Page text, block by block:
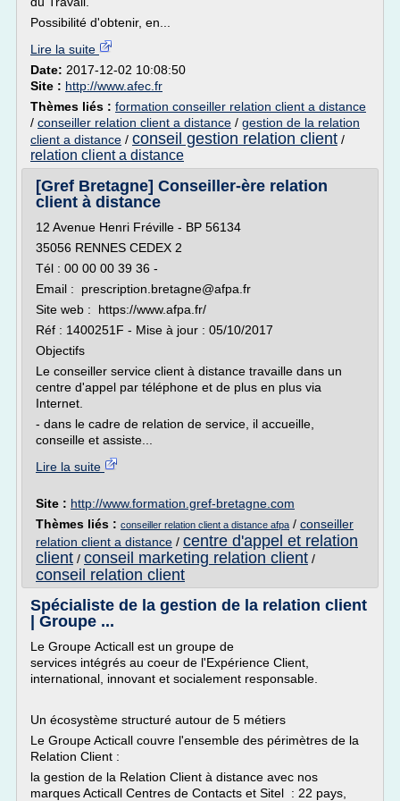
Possibilité d'obtenir, en...
Lire la suite
Date: 2017-12-02 10:08:50
Site : http://www.afec.fr
Thèmes liés : formation conseiller relation client a distance
/ conseiller relation client a distance / gestion de la relation
client a distance / conseil gestion relation client /
relation client a distance
[Gref Bretagne] Conseiller-ère relation
client à distance
12 Avenue Henri Fréville - BP 56134
35056 RENNES CEDEX 2
Tél : 00 00 00 39 36 -
Email : prescription.bretagne@afpa.fr
Site web : https://www.afpa.fr/
Réf : 1400251F - Mise à jour : 05/10/2017
Objectifs
Le conseiller service client à distance travaille dans un
centre d'appel par téléphone et de plus en plus via
Internet.
- dans le cadre de relation de service, il accueille,
conseille et assiste...
Lire la suite
Site : http://www.formation.gref-bretagne.com
Thèmes liés : conseiller relation client a distance afpa / conseiller
relation client a distance / centre d'appel et relation
client / conseil marketing relation client /
conseil relation client
Spécialiste de la gestion de la relation client
| Groupe ...
Le Groupe Acticall est un groupe de
services intégrés au coeur de l'Expérience Client,
international, innovant et socialement responsable.
Un écosystème structuré autour de 5 métiers
Le Groupe Acticall couvre l'ensemble des périmètres de la
Relation Client :
la gestion de la Relation Client à distance avec nos
marques Acticall Centres de Contacts et Sitel : 22 pays,